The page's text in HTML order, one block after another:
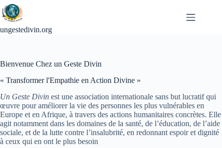
Passer
au
contenu
ungestedivin.org
Bienvenue Chez un Geste Divin
« Transformer l'Empathie en Action Divine »
Un Geste Divin est une association internationale sans but lucratif qui
œuvre pour améliorer la vie des personnes les plus vulnérables en
Europe et en Afrique, à travers des actions humanitaires concrètes. Elle
agit notamment dans les domaines de la santé, de l’éducation, de l’aide
sociale, et de la lutte contre l’insalubrité, en redonnant espoir et dignité
à ceux qui en ont le plus besoin